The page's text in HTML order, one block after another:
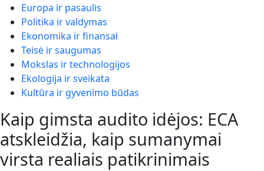
Europa ir pasaulis
Politika ir valdymas
Ekonomika ir finansai
Teisė ir saugumas
Mokslas ir technologijos
Ekologija ir sveikata
Kultūra ir gyvenimo būdas
Kaip gimsta audito idėjos: ECA
atskleidžia, kaip sumanymai
virsta realiais patikrinimais